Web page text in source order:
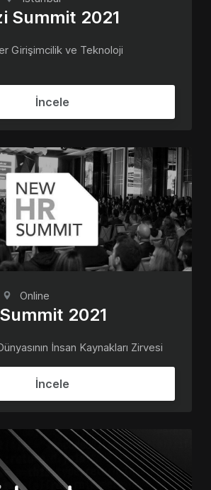
Summit 2021
Girişimcilik ve Teknoloji
İncele
Online
2021
İnsan Kaynakları Zirvesi
İncele